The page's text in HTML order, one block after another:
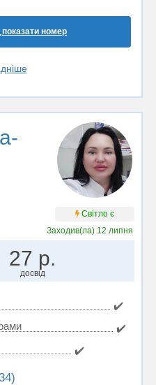
показати номер
Світло є
Заходив(ла) 12 липня
27 р.
досвід
✔️
✔️
✔️